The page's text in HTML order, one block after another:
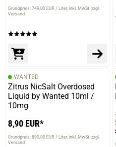
Grundpreis: 749,00 EUR / Liter inkl. MwSt. zzgl.
Versand
WANTED
Zitrus NicSalt Overdosed
Liquid by Wanted 10ml /
10mg
8,90 EUR*
Grundpreis: 890,00 EUR / Liter inkl. MwSt. zzgl.
Versand